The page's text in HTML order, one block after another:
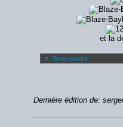
et la
▼ Texte caché
Dernière édition de: